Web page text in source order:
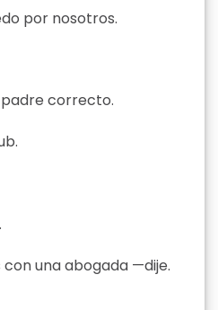
por nosotros.
correcto.
una abogada —dije.